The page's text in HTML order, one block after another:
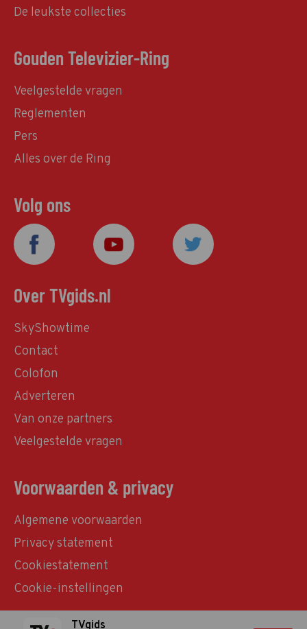
De leukste collecties
Gouden Televizier-Ring
Veelgestelde vragen
Reglementen
Pers
Alles over de Ring
Volg ons
Over TVgids.nl
SkyShowtime
Contact
Colofon
Adverteren
Van onze partners
Veelgestelde vragen
Voorwaarden & privacy
Algemene voorwaarden
Privacy statement
Cookiestatement
Cookie-instellingen
TVgids